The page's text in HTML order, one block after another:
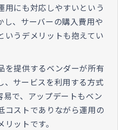
用にも対応しやすいという
し、サーバーの購入費用や
いうデメリットも抱えてい
を提供するベンダーが所有
、サービスを利用する方式
で、アップデートもベン
コストでありながら運用の
ットです。